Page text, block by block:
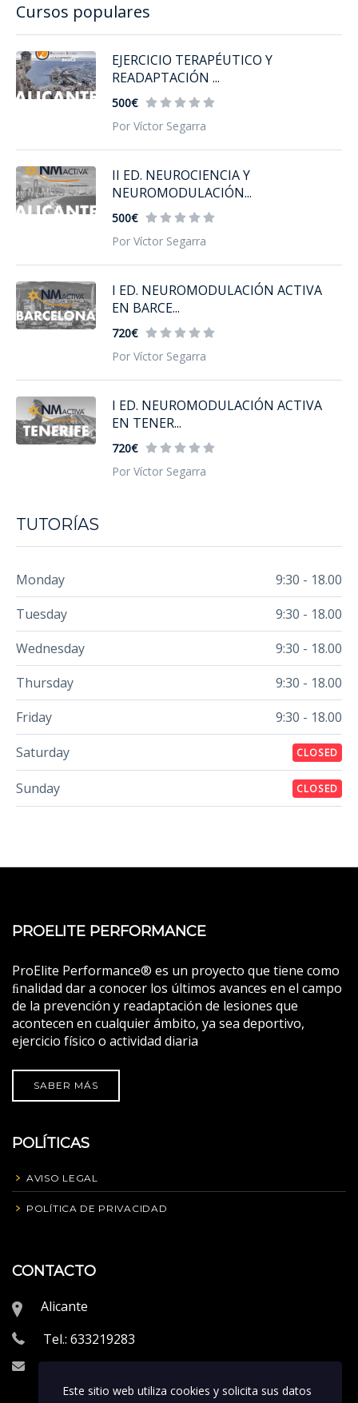
Cursos populares
EJERCICIO TERAPÉUTICO Y
READAPTACIÓN ...
500€
Por Víctor Segarra
II ED. NEUROCIENCIA Y
NEUROMODULACIÓN...
500€
Por Víctor Segarra
I ED. NEUROMODULACIÓN ACTIVA
EN BARCE...
720€
Por Víctor Segarra
I ED. NEUROMODULACIÓN ACTIVA
EN TENER...
720€
Por Víctor Segarra
TUTORÍAS
Monday
9:30 - 18.00
Tuesday
9:30 - 18.00
Wednesday
9:30 - 18.00
Thursday
9:30 - 18.00
Friday
9:30 - 18.00
Saturday
CLOSED
Sunday CLOSED
PROELITE PERFORMANCE
ProElite Performance® es un proyecto que tiene como
ﬁnalidad dar a conocer los últimos avances en el campo
de la prevención y readaptación de lesiones que
acontecen en cualquier ámbito, ya sea deportivo,
ejercicio físico o actividad diaria
SABER MÁS
POLÍTICAS
AVISO LEGAL
POLÍTICA DE PRIVACIDAD
CONTACTO
Alicante
Tel.: 633219283
info@proeliteperformance.com
Este sitio web utiliza cookies y solicita sus datos